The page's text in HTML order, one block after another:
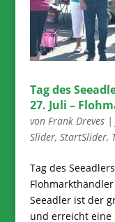
Tag des
27. Juli –
von Frank Dreves|
Slider, StartSlider,
Tag des
Seeadler ist der
und erreicht eine